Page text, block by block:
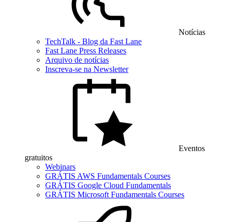
Notícias
TechTalk - Blog da Fast Lane
Fast Lane Press Releases
Arquivo de notícias
Inscreva-se na Newsletter
Eventos
gratuitos
Webinars
GRÁTIS AWS Fundamentals Courses
GRÁTIS Google Cloud Fundamentals
GRÁTIS Microsoft Fundamentals Courses